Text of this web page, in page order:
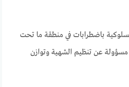
باضطرابات في منطقة ما تحت
مسؤولة عن تنظيم الشهية وتوازن